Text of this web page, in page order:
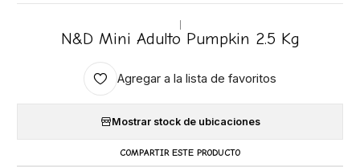
N&D Mini Adulto Pumpkin 2.5 Kg
Agregar a la lista de favoritos
Mostrar stock de ubicaciones
COMPARTIR ESTE PRODUCTO